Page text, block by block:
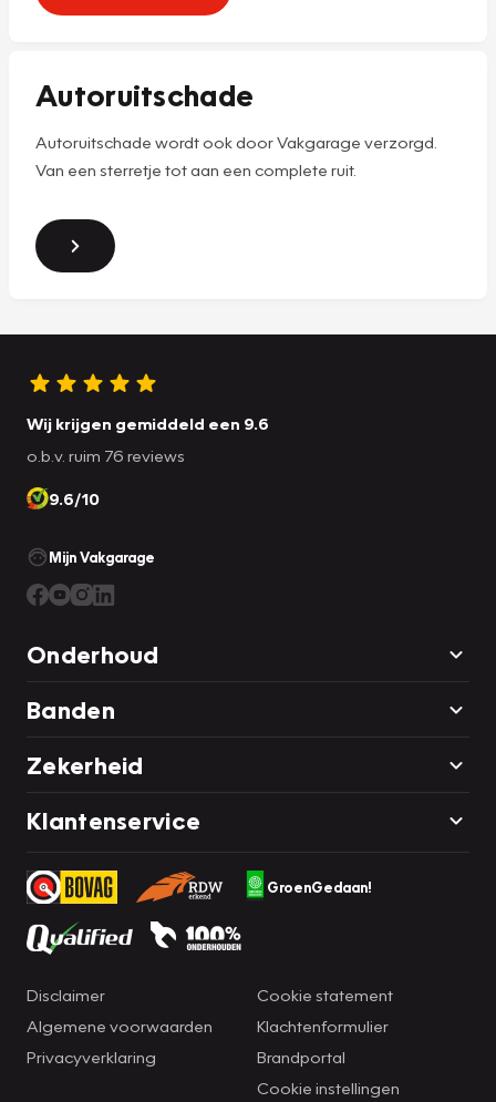
Autoruitschade
Autoruitschade wordt ook door Vakgarage verzorgd.
Van een sterretje tot aan een complete ruit.
Wij krijgen gemiddeld een 9.6
o.b.v. ruim 76 reviews
9.6/10
Mijn Vakgarage
Onderhoud
Banden
Zekerheid
Klantenservice
GroenGedaan!
Disclaimer
Algemene voorwaarden
Privacyverklaring
Cookie statement
Klachtenformulier
Brandportal
Cookie instellingen